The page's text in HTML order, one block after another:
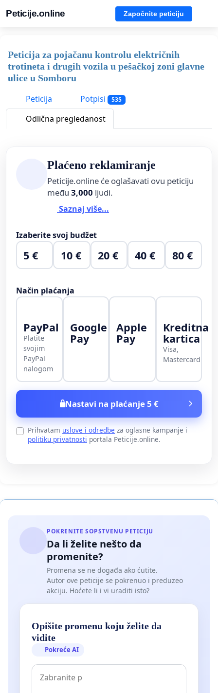
Peticije.online Započnite peticiju
Peticija za pojačanu kontrolu električnih
trotineta i drugih vozila u pešačkoj zoni glavne
ulice u Somboru
Peticija
Potpisi 535
Odlična pregledanost
Plaćeno reklamiranje
Peticije.online će oglašavati ovu peticiju
među 3,000 ljudi.
Saznaj više...
Izaberite svoj budžet
5 € 10 € 20 € 40 € 80 €
Način plaćanja
PayPal
Platite
svojim
PayPal
nalogom
Google
Pay
Apple
Pay
Kreditna
kartica
Visa,
Mastercard
Nastavi na plaćanje 5 €
Prihvatam uslove i odredbe za oglasne kampanje i
politiku privatnosti portala Peticije.online.
POKRENITE SOPSTVENU PETICIJU
Da li želite nešto da
promenite?
Promena se ne događa ako ćutite.
Autor ove peticije se pokrenuo i preduzeo
akciju. Hoćete li i vi uraditi isto?
Opišite promenu koju želite da
vidite
Pokreće AI